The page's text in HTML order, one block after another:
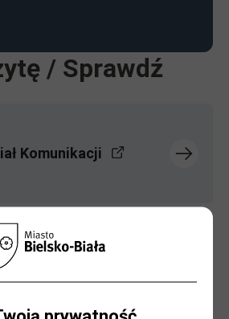
/ Sprawdź
Komunikacji
Geodezji i Kartografii